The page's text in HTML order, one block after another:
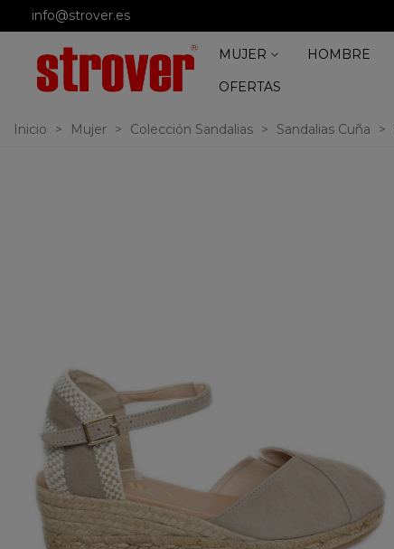
info@strover.es
MUJER HOMBRE
OFERTAS
Inicio > Mujer > Colección Sandalias > Sandalias Cuña >